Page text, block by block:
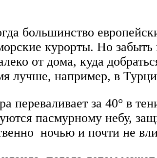
большинство
курорты. Но забыть
от дома, куда
лучше, например, в
переваливает за 40° в
пасмурному небу,
ночью и почти не